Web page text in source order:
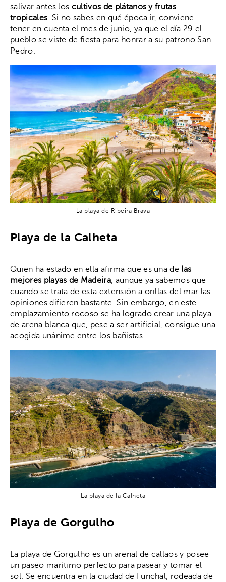
salivar antes los cultivos de plátanos y frutas
tropicales. Si no sabes en qué época ir, conviene
tener en cuenta el mes de junio, ya que el día 29 el
pueblo se viste de fiesta para honrar a su patrono San
Pedro.
La playa de Ribeira Brava
Playa de la Calheta
Quien ha estado en ella afirma que es una de las
mejores playas de Madeira, aunque ya sabemos que
cuando se trata de esta extensión a orillas del mar las
opiniones difieren bastante. Sin embargo, en este
emplazamiento rocoso se ha logrado crear una playa
de arena blanca que, pese a ser artificial, consigue una
acogida unánime entre los bañistas.
La playa de la Calheta
Playa de Gorgulho
La playa de Gorgulho es un arenal de callaos y posee
un paseo marítimo perfecto para pasear y tomar el
sol. Se encuentra en la ciudad de Funchal, rodeada de